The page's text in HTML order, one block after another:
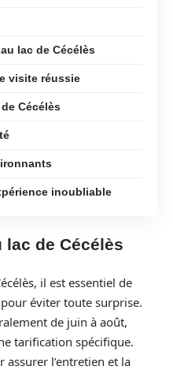
lac de Cécélès
visite réussie
Cécélès
inoubliable
lac de Cécélès
il est essentiel de
éviter toute surprise.
de juin à août,
tarification spécifique.
assurer l’entretien et la